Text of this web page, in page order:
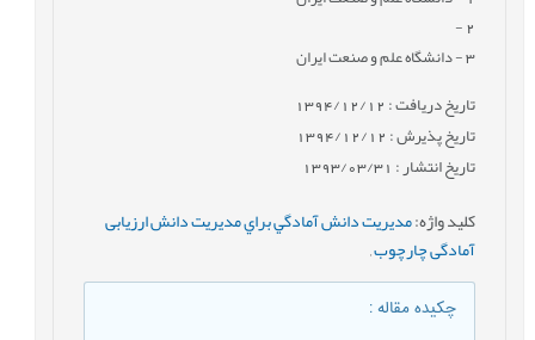
2
-
3- دانشگاه علم و صنعت ایران
تاریخ دریافت : 1394/12/12
تاریخ پذیرش : 1394/12/12
تاریخ انتشار : 1393/03/31
کلید واژه:مديريت دانش آمادگي براي مديريت دانش ارزیابی
آمادگی چارچوب,
چکیده مقاله: